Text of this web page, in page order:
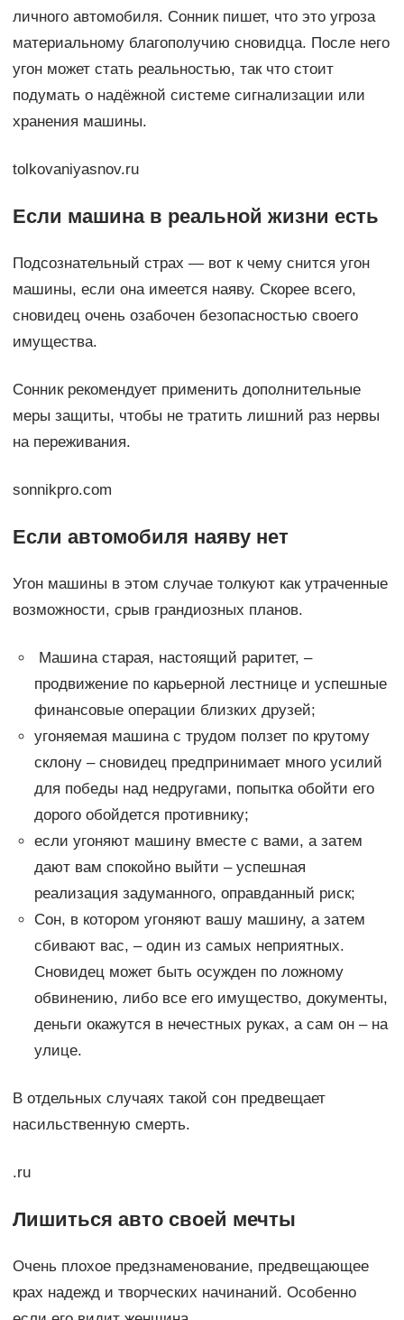
личного автомобиля. Сонник пишет, что это угроза
материальному благополучию сновидца. После него
угон может стать реальностью, так что стоит
подумать о надёжной системе сигнализации или
хранения машины.
tolkovaniyasnov.ru
Если машина в реальной жизни есть
Подсознательный страх — вот к чему снится угон
машины, если она имеется наяву. Скорее всего,
сновидец очень озабочен безопасностью своего
имущества.
Сонник рекомендует применить дополнительные
меры защиты, чтобы не тратить лишний раз нервы
на переживания.
sonnikpro.com
Если автомобиля наяву нет
Угон машины в этом случае толкуют как утраченные
возможности, срыв грандиозных планов.
Машина старая, настоящий раритет, –
продвижение по карьерной лестнице и успешные
финансовые операции близких друзей;
угоняемая машина с трудом ползет по крутому
склону – сновидец предпринимает много усилий
для победы над недругами, попытка обойти его
дорого обойдется противнику;
если угоняют машину вместе с вами, а затем
дают вам спокойно выйти – успешная
реализация задуманного, оправданный риск;
Сон, в котором угоняют вашу машину, а затем
сбивают вас, – один из самых неприятных.
Сновидец может быть осужден по ложному
обвинению, либо все его имущество, документы,
деньги окажутся в нечестных руках, а сам он – на
улице.
В отдельных случаях такой сон предвещает
насильственную смерть.
.ru
Лишиться авто своей мечты
Очень плохое предзнаменование, предвещающее
крах надежд и творческих начинаний. Особенно